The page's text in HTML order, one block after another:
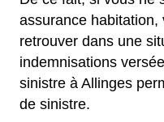
assurance habitation,
retrouver dans une
indemnisations
sinistre à Allinges
de sinistre.